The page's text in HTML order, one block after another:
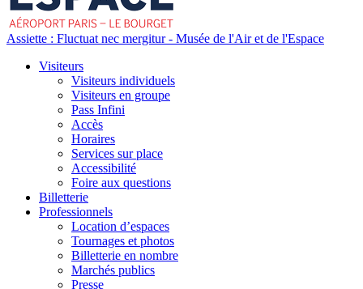
Assiette : Fluctuat nec mergitur - Musée de l'Air et de l'Espace
Visiteurs
Visiteurs individuels
Visiteurs en groupe
Pass Infini
Accès
Horaires
Services sur place
Accessibilité
Foire aux questions
Billetterie
Professionnels
Location d’espaces
Tournages et photos
Billetterie en nombre
Marchés publics
Presse